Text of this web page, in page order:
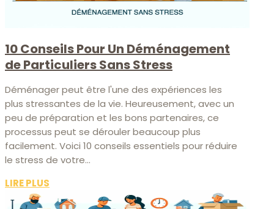
10 Conseils Pour Un Déménagement
de Particuliers Sans Stress
Déménager peut être l'une des expériences les
plus stressantes de la vie. Heureusement, avec un
peu de préparation et les bons partenaires, ce
processus peut se dérouler beaucoup plus
facilement. Voici 10 conseils essentiels pour réduire
le stress de votre...
LIRE PLUS